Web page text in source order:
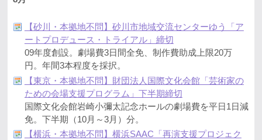
【砂川・本拠地不問】砂川市地域交流センターゆう「ア
ートプロデュース・トライアル」締切
09年度創設。劇場費3日間全免、制作費助成上限20万
円。年間3本程度を採択。
【東京・本拠地不問】財団法人国際文化会館「芸術家の
ための会場支援プログラム」下半期締切
国際文化会館岩崎小彌太記念ホールの劇場費を平日1日減
免。下半期（10月～3月）分。
【横浜・本拠地不問】横浜SAAC「再演支援プロジェク